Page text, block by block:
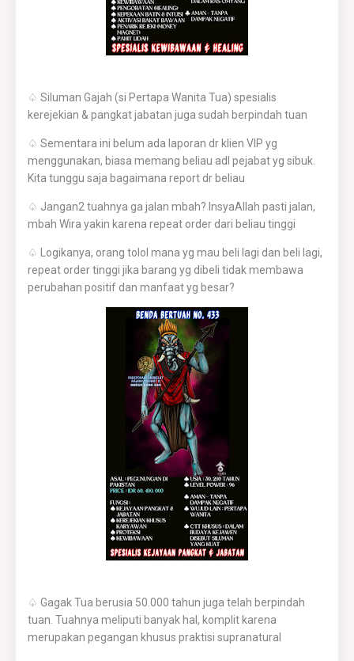
♤ Siluman Gajah (si Pertapa Wanita Tua) spesialis
kerejekian & pangkat jabatan juga sudah berpindah tuan
♤ Sementara ini belum ada laporan dr klien VIP yg
menggunakan, biasa memang beliau adl pejabat yg sibuk.
Kita tunggu saja bagaimana report dr beliau
♤ Jangan2 tuahnya ga jalan mbah? InsyaAllah pasti jalan,
mbah Wira yakin karena repeat order dari beliau tinggi
♤ Logikanya, orang tolol mana yg mau beli lagi dan beli lagi,
repeat order tinggi jika barang yg dibeli tidak membawa
perubahan positif dan manfaat yg besar?
♤ Gagak Tua berusia 50.000 tahun juga telah berpindah
tuan. Tuahnya meliputi banyak hal, komplit karena
merupakan pegangan khusus praktisi supranatural